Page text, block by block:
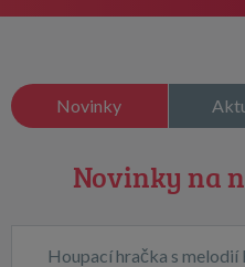
Novinky
Novinky na
Houpací hračka s